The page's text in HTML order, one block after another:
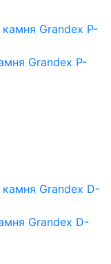
Grandex P-
Grandex D-